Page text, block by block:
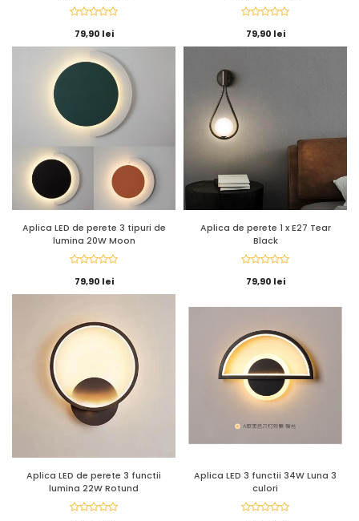
79,90 lei 79,90 lei
Aplica LED de perete 3 tipuri de
lumina 20W Moon
79,90 lei
Aplica de perete 1 x E27 Tear
Black
79,90 lei
Aplica LED de perete 3 functii
lumina 22W Rotund
Aplica LED 3 functii 34W Luna 3
culori